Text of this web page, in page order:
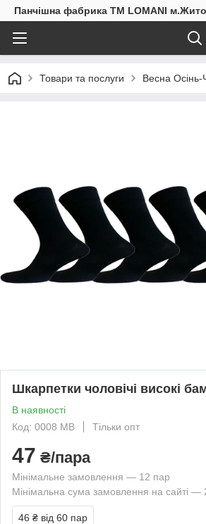
Панчішна фабрика ТМ LOMANI
Товари та послуги Весна Осінь-
Шкарпетки чоловічі високі
В наявності
Код: 0008 MB
Тільки опт
47 ₴/пара
Мінімальне замовлення — 12 пар
Мінімальна сума замовлення на сайті —
46 ₴ від 60 пар